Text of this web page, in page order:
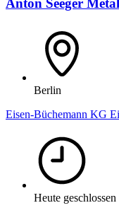
Anton Seeger
Berlin
Eisen-Büchemann KG
Heute geschlossen